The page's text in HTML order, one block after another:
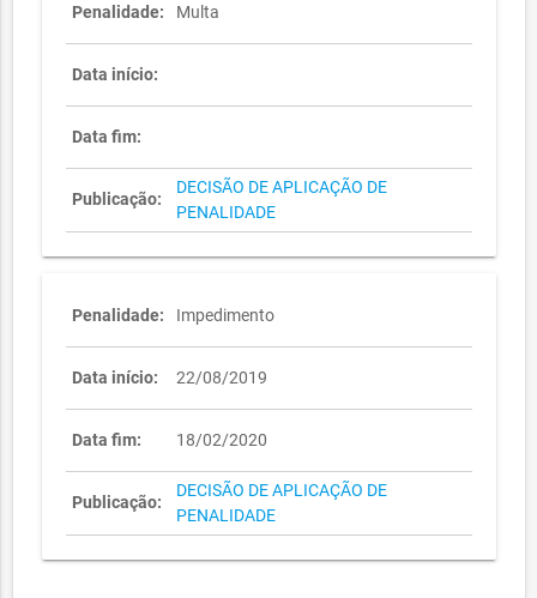
Penalidade: Multa
Data início:
Data fim:
Publicação:
DECISÃO DE APLICAÇÃO DE
PENALIDADE
Penalidade: Impedimento
Data início: 22/08/2019
Data fim: 18/02/2020
Publicação:
DECISÃO DE APLICAÇÃO DE
PENALIDADE